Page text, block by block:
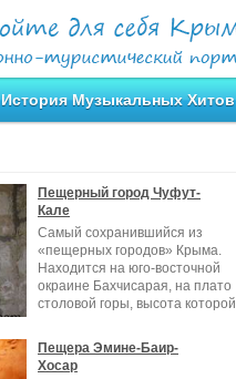
История Музыкальных Хитов
Пещерный город Чуфут-
Кале
Самый сохранившийся из
«пещерных городов» Крыма.
Находится на юго-восточной
окраине Бахчисарая, на плато
столовой горы, высота которой
Пещера Эмине-Баир-
Хосар